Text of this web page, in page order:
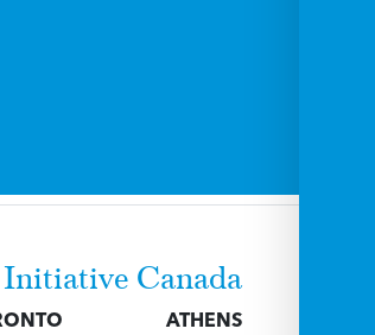
Canada
ATHENS